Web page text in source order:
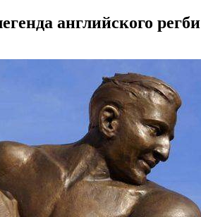
английского регби